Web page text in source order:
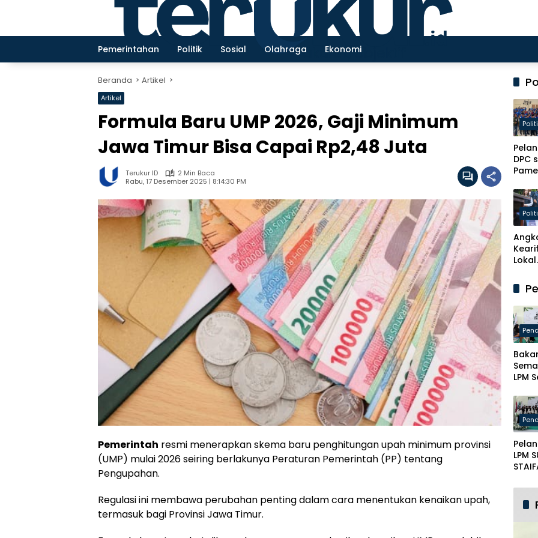
Pemerintahan Politik Sosial Olahraga Ekonomi
Beranda Artikel
Artikel
Formula Baru UMP 2026, Gaji Minimum
Jawa Timur Bisa Capai Rp2,48 Juta
Terukur ID
2 Min Baca
Rabu, 17 Desember 2025 | 8:14:30 PM
Pemerintah resmi menerapkan skema baru penghitungan upah minimum provinsi
(UMP) mulai 2026 seiring berlakunya Peraturan Pemerintah (PP) tentang
Pengupahan.
Regulasi ini membawa perubahan penting dalam cara menentukan kenaikan upah,
termasuk bagi Provinsi Jawa Timur.
DPC
Baru
Lokal
Slamet
PAN
Bakar
LPM
dan
LPM
Se-